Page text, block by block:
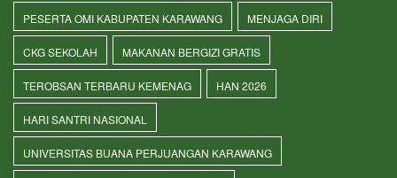
PESERTA OMI KABUPATEN KARAWANG MENJAGA DIRI
CKG SEKOLAH MAKANAN BERGIZI GRATIS
TEROBSAN TERBARU KEMENAG HAN 2026
HARI SANTRI NASIONAL
UNIVERSITAS BUANA PERJUANGAN KARAWANG